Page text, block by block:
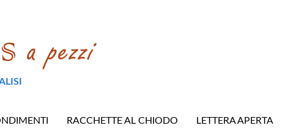
RACCHETTE AL CHIODO LETTERA APERTA